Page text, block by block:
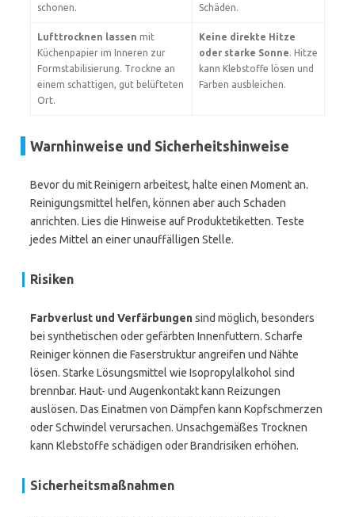
schonen.
Schäden.
Lufttrocknen lassen mit
Küchenpapier im Inneren zur
Formstabilisierung. Trockne an
einem schattigen, gut belüfteten
Ort.
Keine direkte Hitze
oder starke Sonne. Hitze
kann Klebstoffe lösen und
Farben ausbleichen.
Warnhinweise und Sicherheitshinweise
Bevor du mit Reinigern arbeitest, halte einen Moment an.
Reinigungsmittel helfen, können aber auch Schaden
anrichten. Lies die Hinweise auf Produktetiketten. Teste
jedes Mittel an einer unauffälligen Stelle.
Risiken
Farbverlust und Verfärbungensind möglich, besonders
bei synthetischen oder gefärbten Innenfuttern. Scharfe
Reiniger können die Faserstruktur angreifen und Nähte
lösen. Starke Lösungsmittel wie Isopropylalkohol sind
brennbar. Haut- und Augenkontakt kann Reizungen
auslösen. Das Einatmen von Dämpfen kann Kopfschmerzen
oder Schwindel verursachen. Unsachgemäßes Trocknen
kann Klebstoffe schädigen oder Brandrisiken erhöhen.
Sicherheitsmaßnahmen